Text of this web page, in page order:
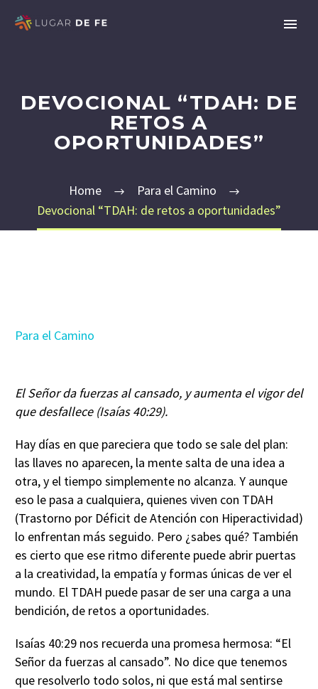
DEVOCIONAL “TDAH: DE
RETOS A
OPORTUNIDADES”
Home
Para el Camino
Devocional “TDAH: de retos a oportunidades”
Para el Camino
El Señor da fuerzas al cansado, y aumenta el vigor del
que desfallece (Isaías 40:29).
Hay días en que pareciera que todo se sale del plan:
las llaves no aparecen, la mente salta de una idea a
otra, y el tiempo simplemente no alcanza. Y aunque
eso le pasa a cualquiera, quienes viven con TDAH
(Trastorno por Déficit de Atención con Hiperactividad)
lo enfrentan más seguido. Pero ¿sabes qué? También
es cierto que ese ritmo diferente puede abrir puertas
a la creatividad, la empatía y formas únicas de ver el
mundo. El TDAH puede pasar de ser una carga a una
bendición, de retos a oportunidades.
Isaías 40:29 nos recuerda una promesa hermosa: “El
Señor da fuerzas al cansado”. No dice que tenemos
que resolverlo todo solos, ni que está mal sentirse